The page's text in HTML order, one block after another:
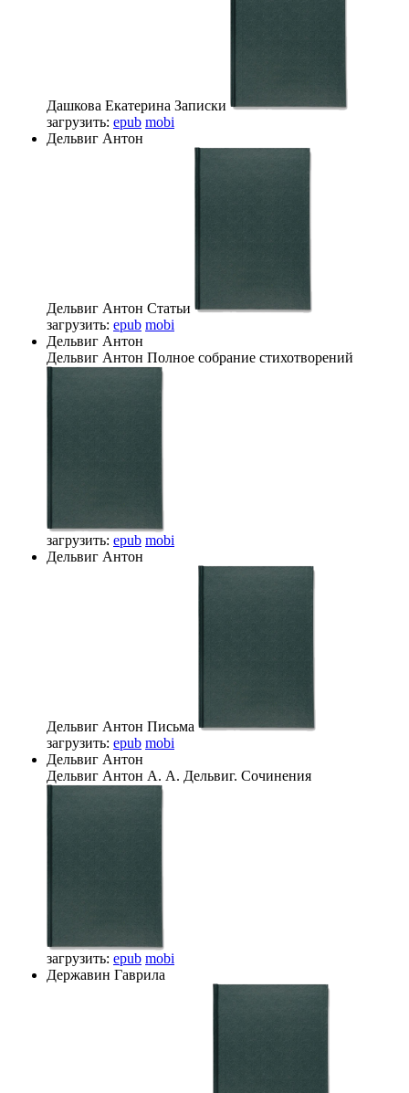
Дашкова Екатерина Записки
загрузить: epub mobi
Дельвиг Антон
Дельвиг Антон Статьи
загрузить: epub mobi
Дельвиг Антон
Дельвиг Антон Полное собрание стихотворений
загрузить: epub mobi
Дельвиг Антон
Дельвиг Антон Письма
загрузить: epub mobi
Дельвиг Антон
Дельвиг Антон А. А. Дельвиг. Сочинения
загрузить: epub mobi
Державин Гаврила